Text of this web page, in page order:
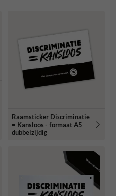
Raamsticker Discriminatie
= Kansloos - formaat A5
dubbelzijdig